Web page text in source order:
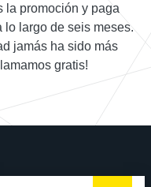
la promoción y paga
lo largo de seis meses.
jamás ha sido más
gratis!